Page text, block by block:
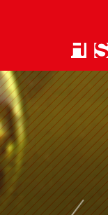
D
E
R
G
T